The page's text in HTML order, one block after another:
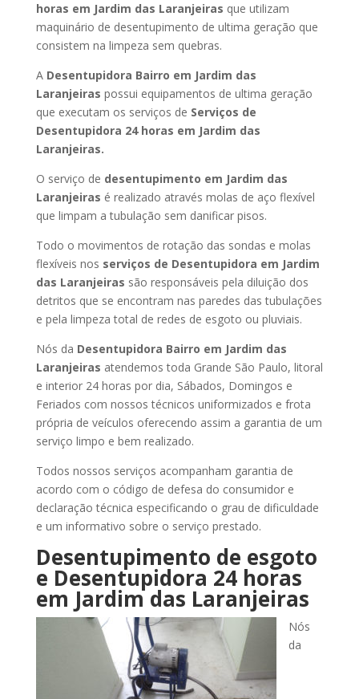
horas em Jardim das Laranjeiras que utilizam
maquinário de desentupimento de ultima geração que
consistem na limpeza sem quebras.
A Desentupidora Bairro em Jardim das
Laranjeiras possui equipamentos de ultima geração
que executam os serviços de Serviços de
Desentupidora 24 horas em Jardim das
Laranjeiras.
O serviço de desentupimento em Jardim das
Laranjeiras é realizado através molas de aço flexível
que limpam a tubulação sem danificar pisos.
Todo o movimentos de rotação das sondas e molas
flexíveis nos serviços de Desentupidora em Jardim
das Laranjeiras são responsáveis pela diluição dos
detritos que se encontram nas paredes das tubulações
e pela limpeza total de redes de esgoto ou pluviais.
Nós da Desentupidora Bairro em Jardim das
Laranjeiras atendemos toda Grande São Paulo, litoral
e interior 24 horas por dia, Sábados, Domingos e
Feriados com nossos técnicos uniformizados e frota
própria de veículos oferecendo assim a garantia de um
serviço limpo e bem realizado.
Todos nossos serviços acompanham garantia de
acordo com o código de defesa do consumidor e
declaração técnica especificando o grau de dificuldade
e um informativo sobre o serviço prestado.
Desentupimento de esgoto
e Desentupidora 24 horas
em Jardim das Laranjeiras
Nós
da